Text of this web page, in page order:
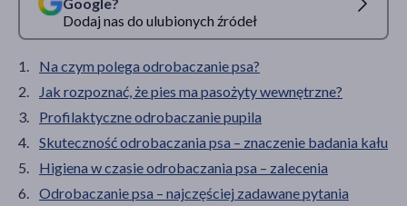
Dodaj nas do ulubionych źródeł
Na czym polega odrobaczanie psa?
Jak rozpoznać, że pies ma pasożyty wewnętrzne?
Profilaktyczne odrobaczanie pupila
Skuteczność odrobaczania psa – znaczenie badania kału
Higiena w czasie odrobaczania psa – zalecenia
Odrobaczanie psa – najczęściej zadawane pytania